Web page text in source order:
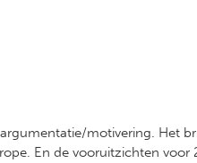
motivering. Het
En de vooruitzichten